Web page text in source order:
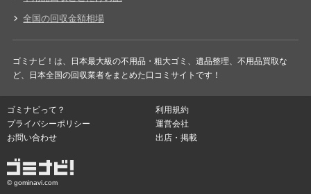
全国の回収金額相場
ゴミナビ！は、日本最大級の不用品・粗大ゴミ、遺品整理、不用品買取な
ど、日本全国の回収業者をまとめた口コミサイトです！
ゴミナビって？
利用規約
プライバシーポリシー
運営会社
お問い合わせ
出店・掲載
© gominavi.com